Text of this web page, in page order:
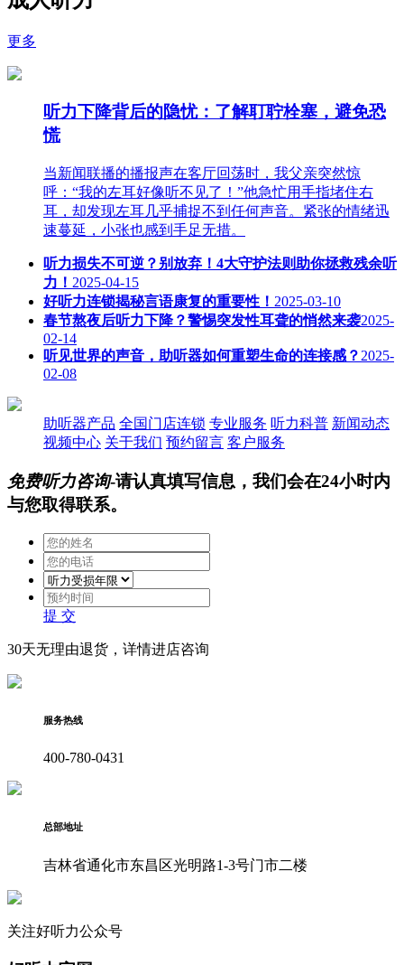
更多
听力下降背后的隐忧：了解耵聍栓塞，避免恐
慌
当新闻联播的播报声在客厅回荡时，我父亲突然惊
呼：“我的左耳好像听不见了！”他急忙用手指堵住右
耳，却发现左耳几乎捕捉不到任何声音。紧张的情绪迅
速蔓延，小张也感到手足无措。
听力损失不可逆？别放弃！4大守护法则助你拯救残余听
力！ 2025-04-15
好听力连锁揭秘言语康复的重要性！ 2025-03-10
春节熬夜后听力下降？警惕突发性耳聋的悄然来袭2025-
02-14
听见世界的声音，助听器如何重塑生命的连接感？ 2025-
02-08
助听器产品 全国门店连锁 专业服务 听力科普 新闻动态
视频中心 关于我们 预约留言 客户服务
免费听力咨询-请认真填写信息，我们会在24小时内
与您取得联系。
提 交
30天无理由退货，详情进店咨询
服务热线
400-780-0431
总部地址
吉林省通化市东昌区光明路1-3号门市二楼
关注好听力公众号